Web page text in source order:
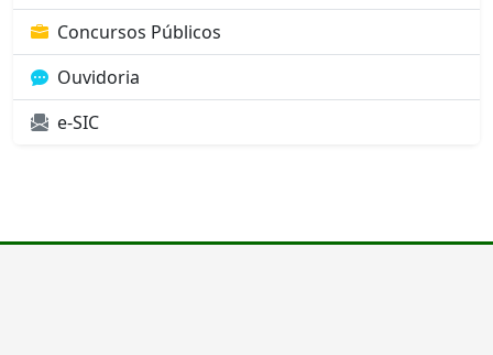
Concursos Públicos
Ouvidoria
e-SIC